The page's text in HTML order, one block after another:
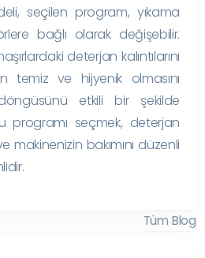
seçilen program, yıkama
bağlı olarak değişebilir.
deterjan kalıntılarını
temiz ve hijyenik olmasını
etkili bir şekilde
programı seçmek, deterjan
makinenizin bakımını düzenli
Tüm Blog